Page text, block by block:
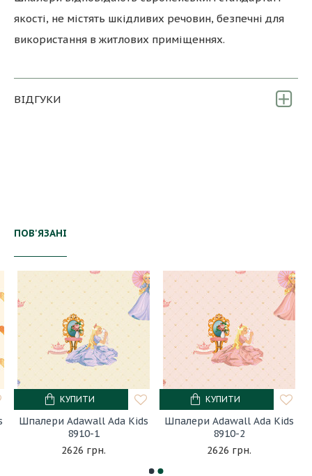
якості, не містять шкідливих речовин, безпечні для
використання в житлових приміщеннях.
ВІДГУКИ
ПОВ'ЯЗАНІ
Шпалери Adawall Ada Kids
8910-1
2626 грн.
КУПИТИ
Шпалери Adawall Ada Kids
8910-2
2626 грн.
КУПИТИ